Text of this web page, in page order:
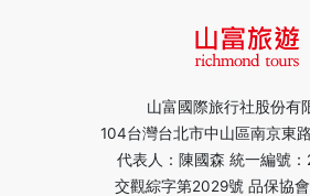
山富國際旅行社股份有
104台灣台北市中山區南京東
代表人：陳國森 統一編號
交觀綜字第2029號 品保協